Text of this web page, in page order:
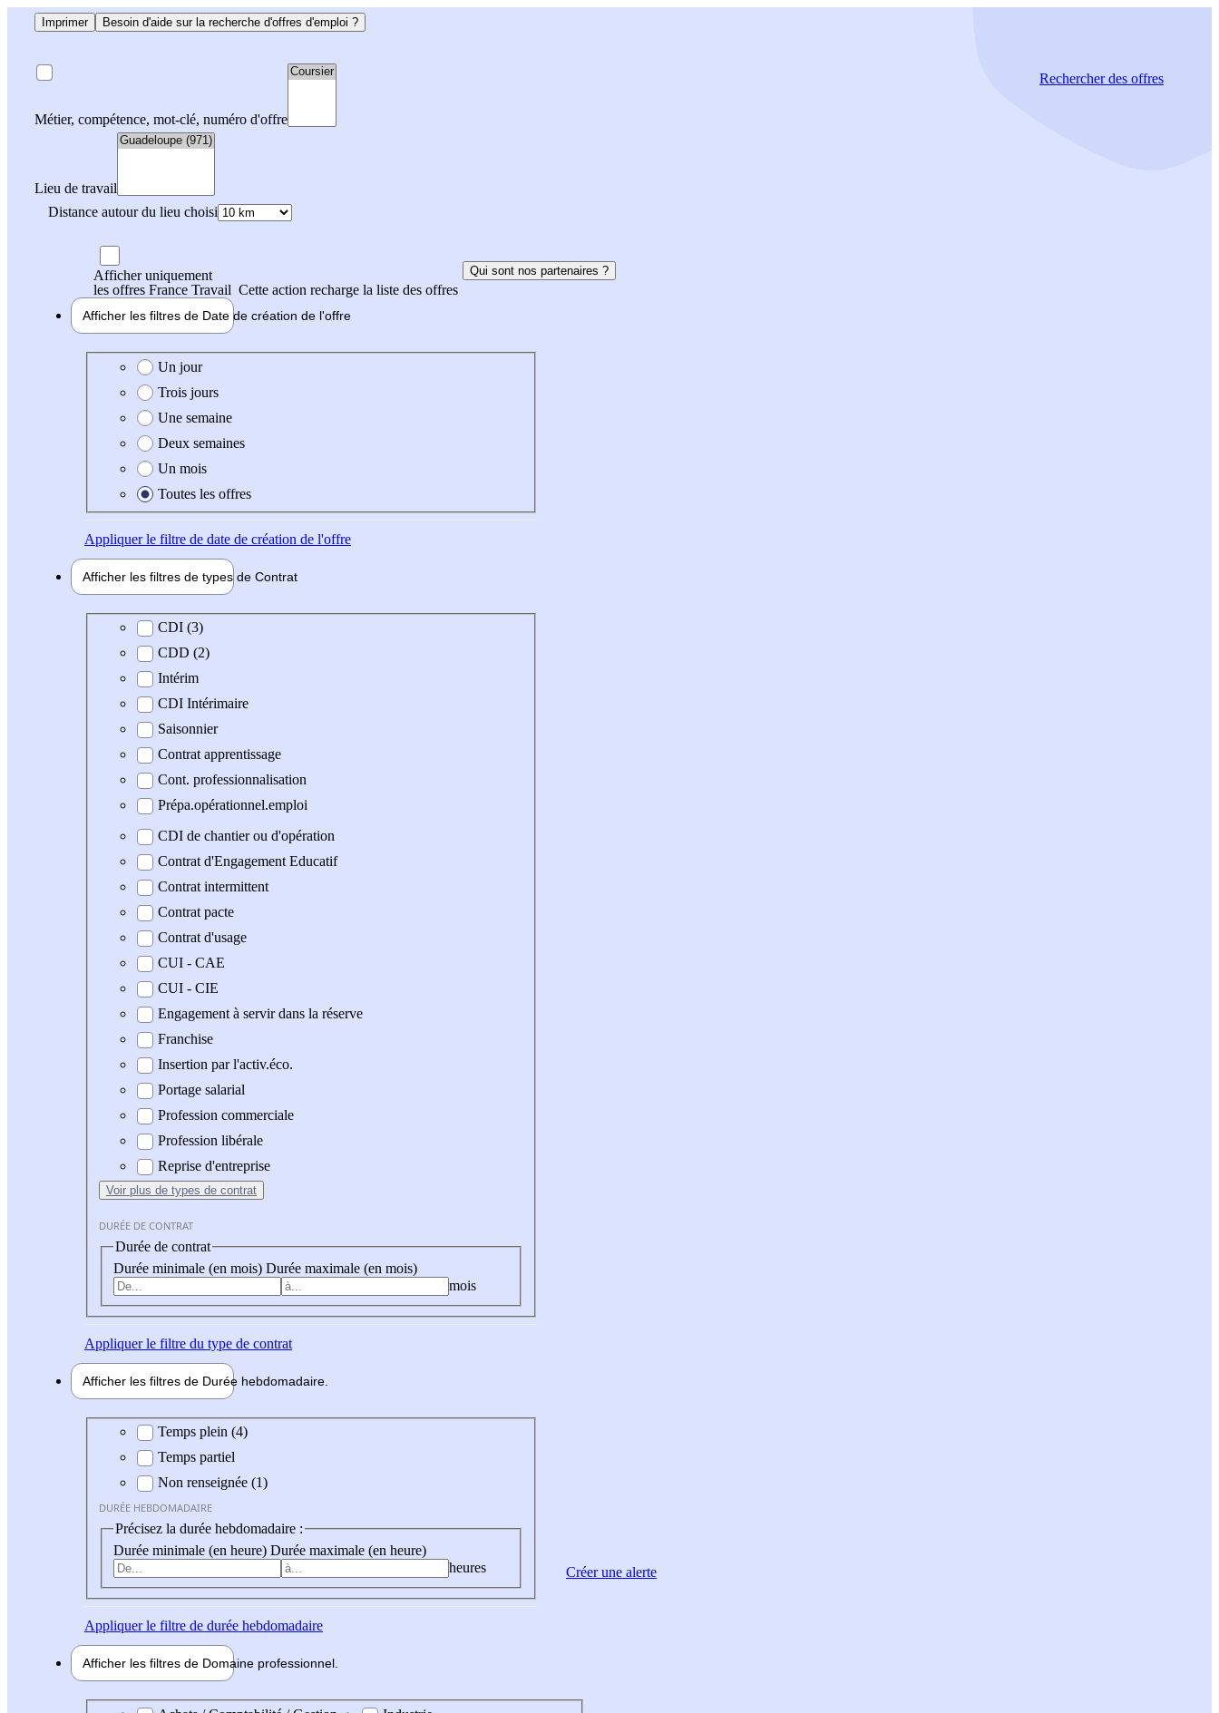
Imprimer Besoin d'aide sur la recherche d'offres d'emploi ?
Métier, compétence, mot-clé, numéro d'offre
Lieu de travail
Distance autour du lieu choisi
Rechercherdes offres
Afficher uniquement
les offres France Travail Cette action recharge la liste des offres
Qui sont nos partenaires ?
Afficher les filtres de Date de création de l'offre
Date de création de l'offre
Un jour
Trois jours
Une semaine
Deux semaines
Un mois
Toutes les offres
Appliquerle filtre de date de création de l'offre
Afficher les filtres de types de Contrat
Type de contrat
CDI (3)
CDD (2)
Intérim
CDI Intérimaire
Saisonnier
Contrat apprentissage
Cont. professionnalisation
Prépa.opérationnel.emploi
CDI de chantier ou d'opération
Contrat d'Engagement Educatif
Contrat intermittent
Contrat pacte
Contrat d'usage
CUI - CAE
CUI - CIE
Engagement à servir dans la réserve
Franchise
Insertion par l'activ.éco.
Portage salarial
Profession commerciale
Profession libérale
Reprise d'entreprise
Voir plus de types de contrat
DURÉE DE CONTRAT
Durée de contrat
Durée minimale (en mois) Durée maximale (en mois)
mois
Appliquerle filtre du type de contrat
Afficher les filtres de Durée hebdomadaire
Durée hebdomadaire
Temps plein (4)
Temps partiel
Non renseignée (1)
DURÉE HEBDOMADAIRE
Précisez la durée hebdomadaire :
Durée minimale (en heure) Durée maximale (en heure)
heures
Appliquerle filtre de durée hebdomadaire
Afficher les filtres de Domaine professionnel
Créer une alerte